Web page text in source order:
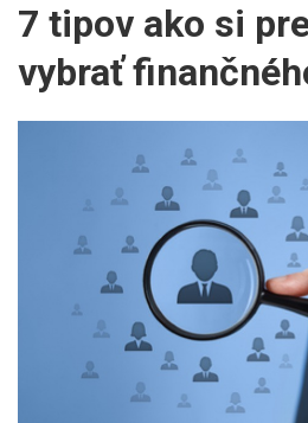
7 tipov ako si
vybrať